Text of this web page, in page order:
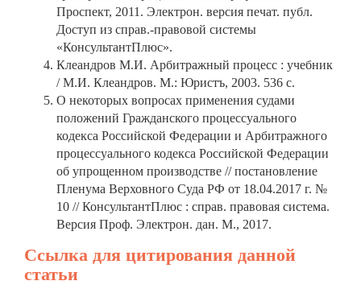
Проспект, 2011. Электрон. версия печат. публ.
Доступ из справ.-правовой системы
«КонсультантПлюс».
Клеандров М.И. Арбитражный процесс : учебник
/ М.И. Клеандров. М.: Юристъ, 2003. 536 с.
О некоторых вопросах применения судами
положений Гражданского процессуального
кодекса Российской Федерации и Арбитражного
процессуального кодекса Российской Федерации
об упрощенном производстве // постановление
Пленума Верховного Суда РФ от 18.04.2017 г. №
10 // КонсультантПлюс : справ. правовая система.
Версия Проф. Электрон. дан. М., 2017.
Ссылка для цитирования данной
статьи